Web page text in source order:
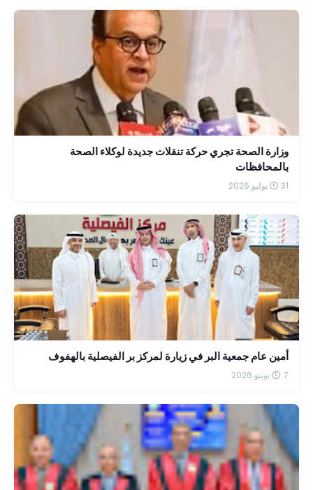
وزارة الصحة تجري حركة تنقلات جديدة لوكلاء الصحة
بالمحافظات
31 يوليو 2026
أمين عام جمعية البر في زيارة لمركز بر الفيصلية بالهفوف
7 يونيو 2026